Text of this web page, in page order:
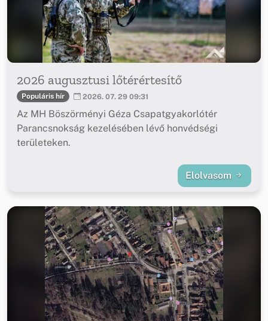
2026 augusztusi lőtérértesítő
Populáris hír 2026. 07. 29 09:31
Az MH Böszörményi Géza Csapatgyakorlótér
Parancsnokság kezelésében lévő honvédségi
területeken.
Elolvasom